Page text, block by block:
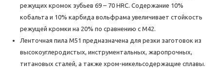
режущих кромок зубьев 69 – 70 HRC. Содержание 10%
кобальта и 10% карбида вольфрама увеличивает стойкость
режущей кромки на 20% по сравнению с M42.
Ленточная пила М51 предназначена для резки заготовок из
высокоуглеродистых, инструментальных, жаропрочных,
титановых сталей, а также хром-никельсодержащие сплавы.